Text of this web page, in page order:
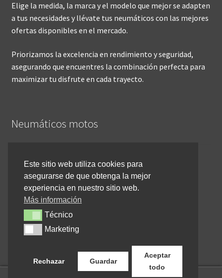
Elige la medida, la marca y el modelo que mejor se adapten
a tus necesidades y llévate tus neumáticos con las mejores
ofertas disponibles en el mercado.
Priorizamos la excelencia en rendimiento y seguridad,
asegurando que encuentres la combinación perfecta para
maximizar tu disfrute en cada trayecto.
Neumáticos motos
Inicio
Cómo comprar online
Devoluciones y reembolsos
Cancelar pedido
Contacto
Este sitio web utiliza cookies para
asegurarse de que obtenga la mejor
experiencia en nuestro sitio web.
Más información
TécnicoTécnico
MarketingMarketing
Rechazar Guardar
Aceptar
todo